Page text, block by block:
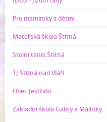
Pro mamimky s dětmi
Mateřská škola Štítná
Stolní tenis Štítná
TJ Štítná nad Vláří
Obec Jestřabí
Základní škola Gabry a Málinky